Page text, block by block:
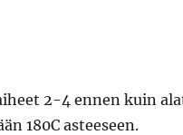
2-4 ennen kuin
180C asteeseen.